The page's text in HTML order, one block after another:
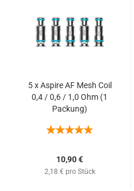
5 x Aspire AF Mesh Coil
0,4 / 0,6 / 1,0 Ohm (1
Packung)
10,90 €
2,18 € pro Stück